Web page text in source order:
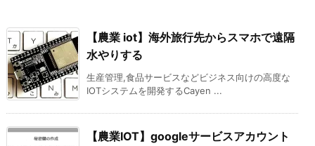
【農業 iot】海外旅行先からスマホで遠隔
水やりする
生産管理,食品サービスなどビジネス向けの高度な
IOTシステムを開発するCayen ...
【農業IOT】googleサービスアカウント